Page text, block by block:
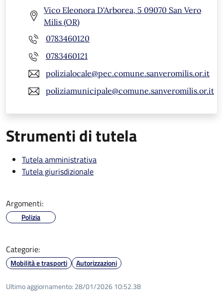
Vico Eleonora D'Arborea, 5 09070 San Vero
Milis (OR)
0783460120
0783460121
polizialocale@pec.comune.sanveromilis.or.it
poliziamunicipale@comune.sanveromilis.or.it
Strumenti di tutela
Tutela amministrativa
Tutela giurisdizionale
Argomenti:
Polizia
Categorie:
Mobilità e trasporti Autorizzazioni
Ultimo aggiornamento: 28/01/2026 10:52.38